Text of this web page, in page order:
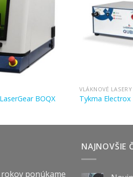
BOQX
VLÁKNOVÉ LASERY
Tykma Electrox
rokov ponúkame
NAJNOVŠIE